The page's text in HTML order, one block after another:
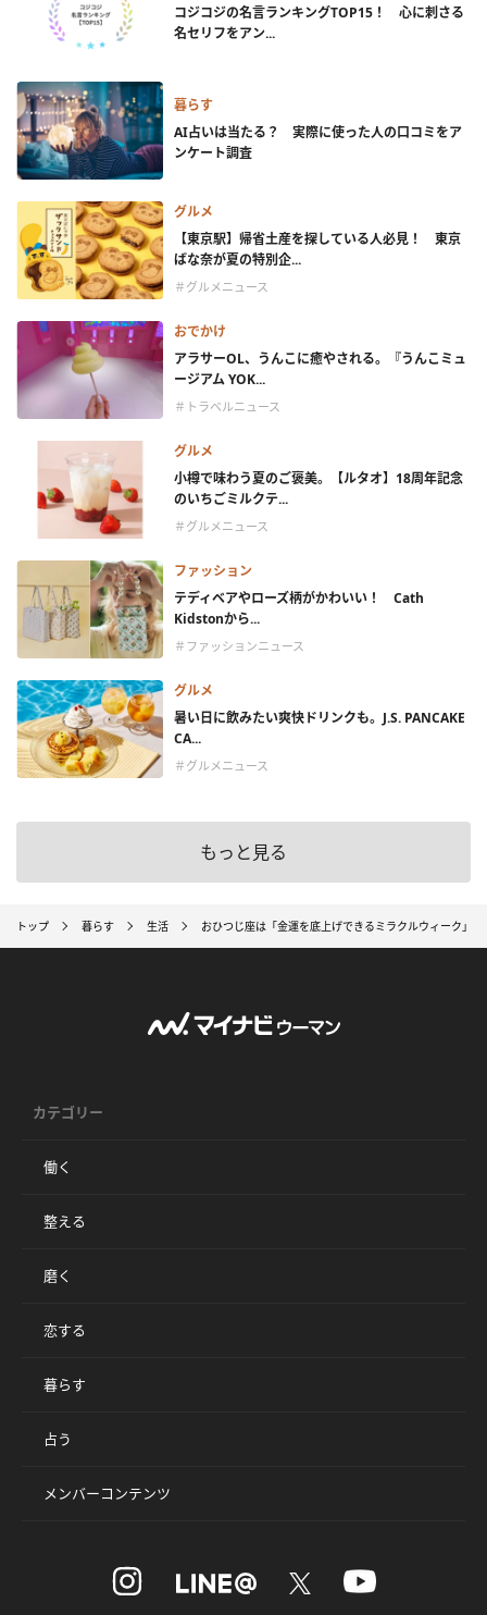
コジコジの名言ランキングTOP15！ 心に刺さる
名セリフをアン...
暮らす
AI占いは当たる？ 実際に使った人の口コミをア
ンケート調査
グルメ
【東京駅】帰省土産を探している人必見！ 東京
ばな奈が夏の特別企...
＃グルメニュース
おでかけ
アラサーOL、うんこに癒やされる。『うんこミュ
ージアム YOK...
＃トラベルニュース
グルメ
小樽で味わう夏のご褒美。【ルタオ】18周年記念
のいちごミルクテ...
＃グルメニュース
ファッション
テディベアやローズ柄がかわいい！ Cath
Kidstonから...
＃ファッションニュース
グルメ
暑い日に飲みたい爽快ドリンクも。J.S. PANCAKE
CA...
＃グルメニュース
もっと見る
トップ 暮らす 生活 おひつじ座は「金運を底上げできるミラクルウィーク」
カテゴリー
働く
整える
磨く
恋する
暮らす
占う
メンバーコンテンツ